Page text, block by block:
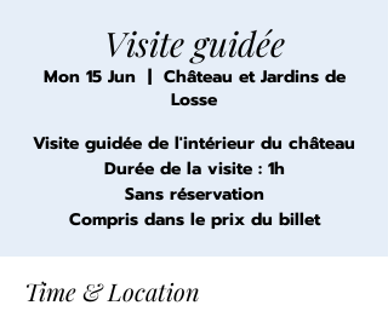
Visite guidée
Mon 15 Jun
  |
Château et Jardins de
Losse
Visite guidée de l'intérieur du château
Durée de la visite : 1h
Sans réservation
Compris dans le prix du billet
Time & Location